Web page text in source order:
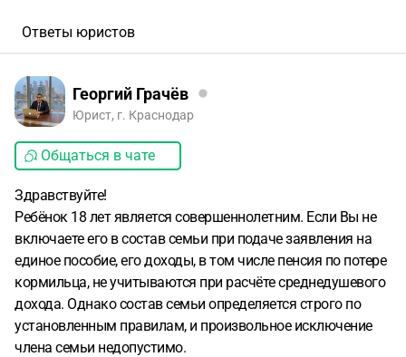
Ответы юристов
Георгий Грачёв
Юрист, г. Краснодар
Общаться в чате
Здравствуйте!
Ребёнок 18 лет является совершеннолетним. Если Вы не
включаете его в состав семьи при подаче заявления на
единое пособие, его доходы, в том числе пенсия по потере
кормильца, не учитываются при расчёте среднедушевого
дохода. Однако состав семьи определяется строго по
установленным правилам, и произвольное исключение
члена семьи недопустимо.